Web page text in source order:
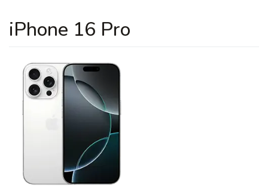
iPhone 16 Pro